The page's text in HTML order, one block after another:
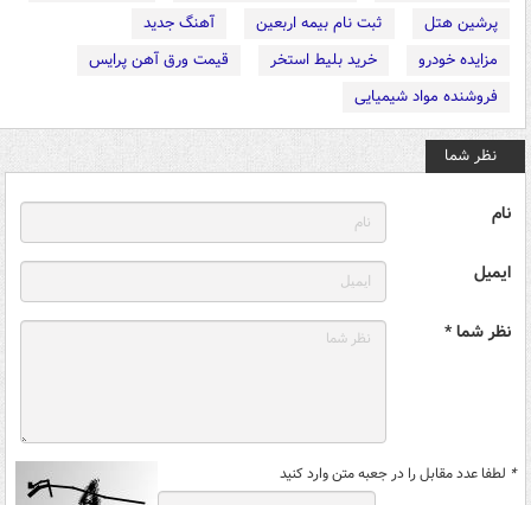
پرشین هتل
ثبت نام بیمه اربعین
آهنگ جدید
مزایده خودرو
خرید بلیط استخر
قیمت ورق آهن پرایس
فروشنده مواد شیمیایی
نظر شما
نام
ایمیل
نظر شما *
* لطفا عدد مقابل را در جعبه متن وارد کنید